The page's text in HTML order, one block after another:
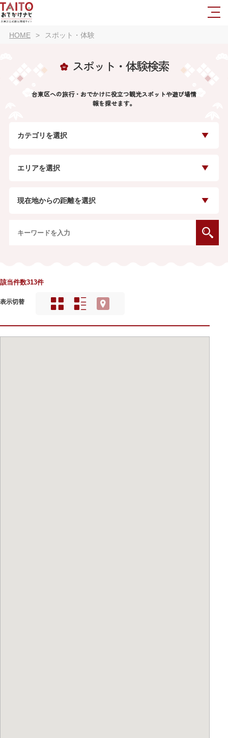
HOME スポット・体験
スポット・体験検索
台東区への旅行・おでかけに役立つ観光スポットや遊び場情
報を探せます。
カテゴリを選択
エリアを選択
現在地からの距離を選択
該当件数313件
表示切替